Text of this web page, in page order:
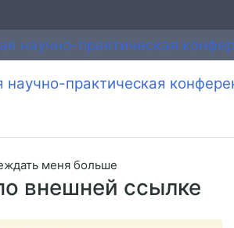
научно-практическая
внешней ссылке
меня больше